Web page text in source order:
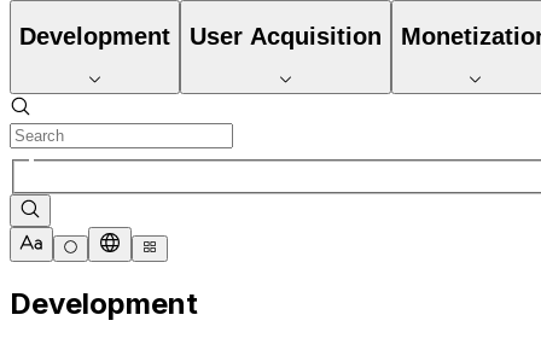
Development User Acquisition
Development